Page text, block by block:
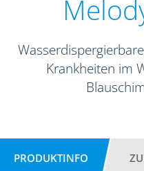
Krankheiten im
PRODUKTINFO